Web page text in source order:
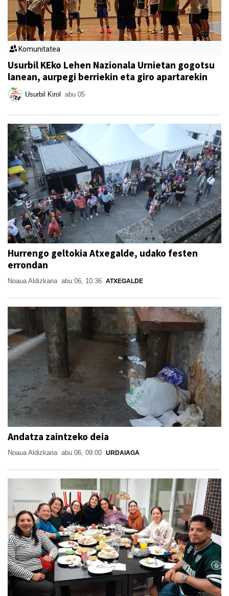
Komunitatea
Usurbil KEko Lehen Nazionala Urnietan gogotsu
lanean, aurpegi berriekin eta giro apartarekin
Usurbil Kirol abu 05
Hurrengo geltokia Atxegalde, udako festen
errondan
Noaua Aldizkaria abu 06, 10:36 ATXEGALDE
Andatza zaintzeko deia
Noaua Aldizkaria abu 06, 09:00 URDAIAGA